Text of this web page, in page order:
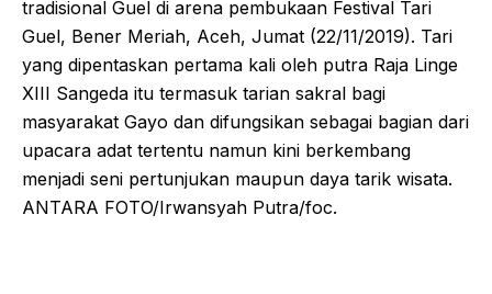
tradisional Guel di arena pembukaan Festival Tari
Guel, Bener Meriah, Aceh, Jumat (22/11/2019). Tari
yang dipentaskan pertama kali oleh putra Raja Linge
XIII Sangeda itu termasuk tarian sakral bagi
masyarakat Gayo dan difungsikan sebagai bagian dari
upacara adat tertentu namun kini berkembang
menjadi seni pertunjukan maupun daya tarik wisata.
ANTARA FOTO/Irwansyah Putra/foc.